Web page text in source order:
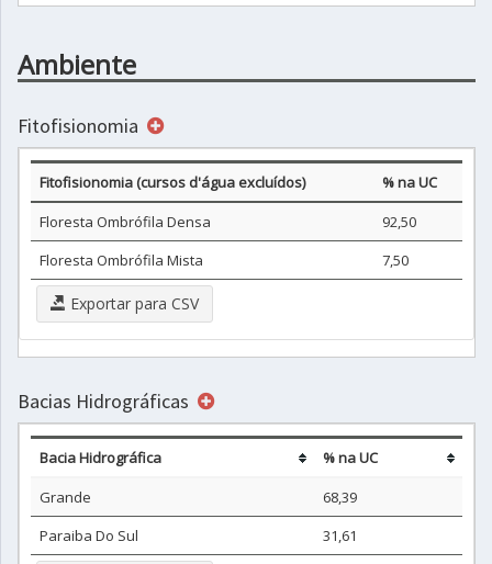
Ambiente
Fitofisionomia
Fitofisionomia (cursos d'água excluídos)
% na UC
Floresta Ombrófila Densa
92,50
Floresta Ombrófila Mista
7,50
Exportar para CSV
Bacias Hidrográficas
Bacia Hidrográfica
% na UC
Grande
68,39
Paraiba Do Sul
31,61